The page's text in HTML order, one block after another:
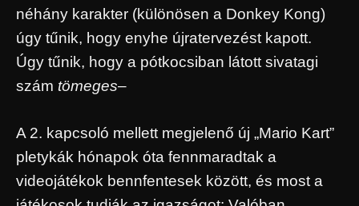
néhány karakter (különösen a Donkey Kong)
úgy tűnik, hogy enyhe újratervezést kapott.
Úgy tűnik, hogy a pótkocsiban látott sivatagi
szám tömeges–
A 2. kapcsoló mellett megjelenő új „Mario Kart”
pletykák hónapok óta fennmaradtak a
videojátékok bennfentesek között, és most a